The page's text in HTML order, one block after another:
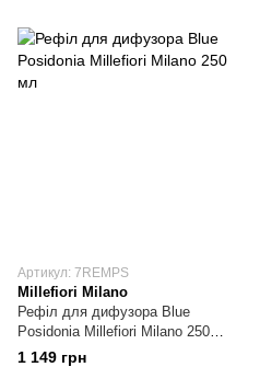
Артикул: 7REMPS
Millefiori Milano
Рефіл для дифузора Blue
Posidonia Millefiori Milano 250
мл
1 149 грн